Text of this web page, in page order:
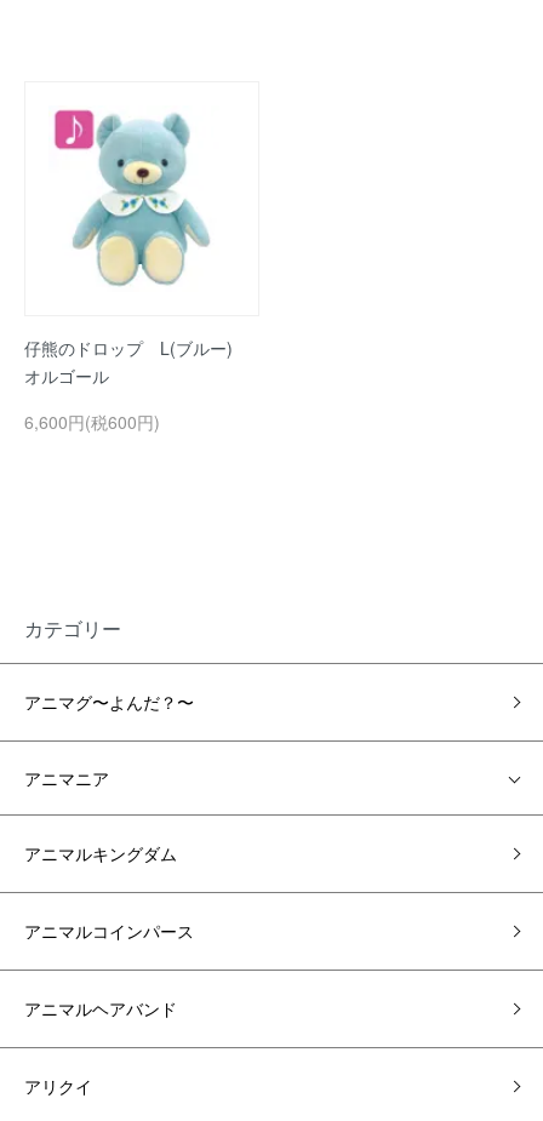
仔熊のドロップ L(ブルー)
オルゴール
6,600円(税600円)
カテゴリー
アニマグ〜よんだ？〜
アニマニア
アニマルキングダム
アニマルコインパース
アニマルヘアバンド
アリクイ